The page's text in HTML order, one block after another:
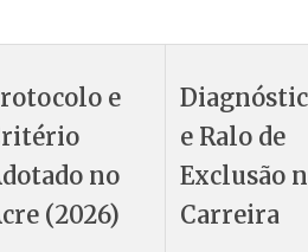
e
no
(2026)
e Ralo de
Exclusão
Carreira